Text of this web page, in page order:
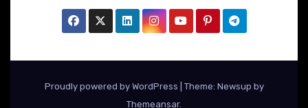
Proudly powered by WordPress
Theme: Newsup by
Themeansar.